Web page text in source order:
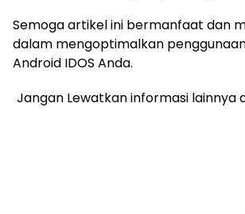
Semoga artikel ini bermanfaat dan
dalam mengoptimalkan
Android IDOS Anda.
Jangan Lewatkan informasi lainnya